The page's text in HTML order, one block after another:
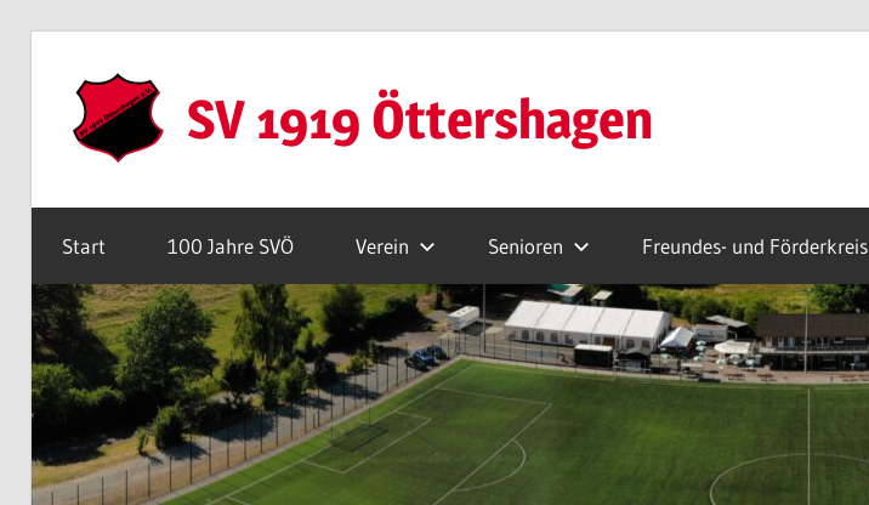
Inhalt
springen
SV 1919 Öttershagen
Start 100 Jahre SVÖ Verein Senioren Freundes- und Förderkreis